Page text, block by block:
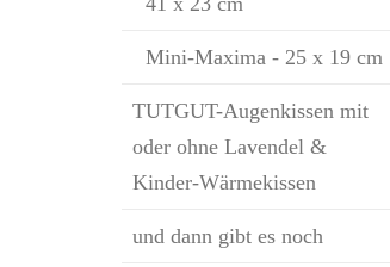
Mini-Maxima - 25 x 19 cm
TUTGUT-Augenkissen mit
oder ohne Lavendel &
Kinder-Wärmekissen
und dann gibt es noch